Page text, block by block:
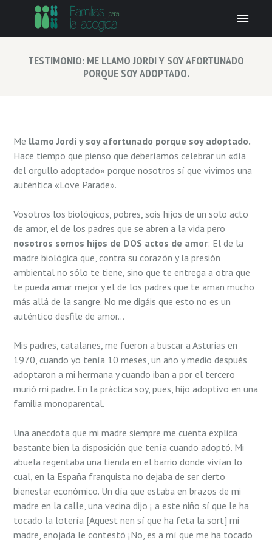
TESTIMONIO: ME LLAMO JORDI Y SOY AFORTUNADO
PORQUE SOY ADOPTADO.
Me llamo Jordi y soy afortunado porque soy adoptado.
Hace tiempo que pienso que deberí­amos celebrar un «dí­a
del orgullo adoptado» porque nosotros sí que vivimos una
auténtica «Love Parade».
Vosotros los biológicos, pobres, sois hijos de un solo acto
de amor, el de los padres que se abren a la vida pero
nosotros somos hijos de DOS actos de amor: El de la
madre biológica que, contra su corazón y la presión
ambiental no sólo te tiene, sino que te entrega a otra que
te pueda amar mejor y el de los padres que te aman mucho
más allá de la sangre. No me digáis que esto no es un
auténtico desfile de amor…
Mis padres, catalanes, me fueron a buscar a Asturias en
1970, cuando yo tenía 10 meses, un año y medio después
adoptaron a mi hermana y cuando iban a por el tercero
murió mi padre. En la práctica soy, pues, hijo adoptivo en una
familia monoparental.
Una anécdota que mi madre siempre me cuenta explica
bastante bien la disposición que tenía cuando adoptó. Mi
abuela regentaba una tienda en el barrio donde vivían lo
cual, en la España franquista no dejaba de ser cierto
bienestar económico. Un día que estaba en brazos de mi
madre en la calle, una vecina dijo ¡ a este niño sí que le ha
tocado la loterí­a [Aquest nen sí que ha feta la sort] mi
madre, enojada le contestó ¡No, es a mí­ que me ha tocado